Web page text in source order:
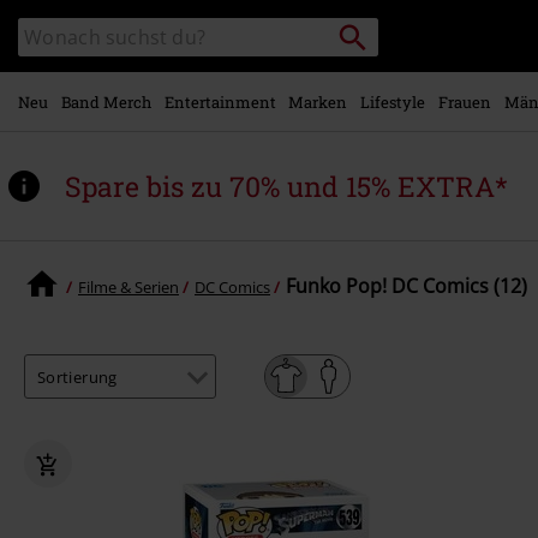
Hauptinhalt
springen
Katalog
durchsuchen
Packstation
suchen
Neu Band Merch Entertainment Marken Lifestyle Frauen
Spare bis zu 70% und 15% EXTRA*
Filme & Serien DC Comics Funko Pop! DC Comics (12)